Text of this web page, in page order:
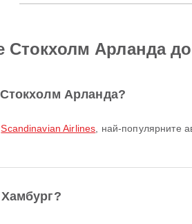
Стокхолм Арланда
Арланда?
,Scandinavian Airlines , най-популярните